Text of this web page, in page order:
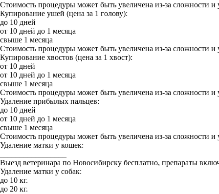
Стоимость процедуры может быть увеличена из-за сложности и
Купирование ушей (цена за 1 голову):
до 10 дней
от 10 дней до 1 месяца
свыше 1 месяца
Стоимость процедуры может быть увеличена из-за сложности и
Купирование хвостов (цена за 1 хвост):
от 10 дней
от 10 дней до 1 месяца
свыше 1 месяца
Стоимость процедуры может быть увеличена из-за сложности и
Удаление прибылых пальцев:
до 10 дней
от 10 дней до 1 месяца
свыше 1 месяца
Стоимость процедуры может быть увеличена из-за сложности и
Удаление матки у кошек:
Выезд ветеринара по Новосибирску бесплатно, препараты
Удаление матки у собак:
до 10 кг.
до 20 кг.